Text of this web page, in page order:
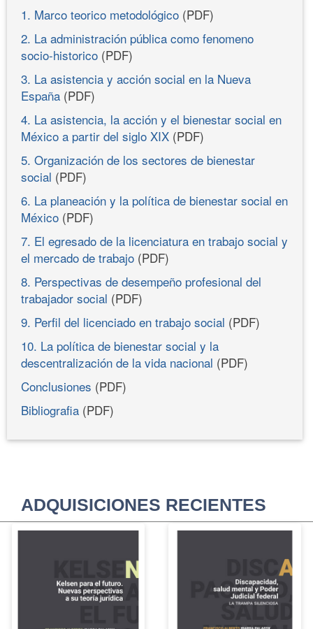
1. Marco teorico metodológico (PDF)
2. La administración pública como fenomeno
socio-historico (PDF)
3. La asistencia y acción social en la Nueva
España (PDF)
4. La asistencia, la acción y el bienestar social en
México a partir del siglo XIX (PDF)
5. Organización de los sectores de bienestar
social (PDF)
6. La planeación y la política de bienestar social en
México (PDF)
7. El egresado de la licenciatura en trabajo social y
el mercado de trabajo (PDF)
8. Perspectivas de desempeño profesional del
trabajador social (PDF)
9. Perfil del licenciado en trabajo social (PDF)
10. La política de bienestar social y la
descentralización de la vida nacional (PDF)
Conclusiones (PDF)
Bibliografia (PDF)
ADQUISICIONES RECIENTES